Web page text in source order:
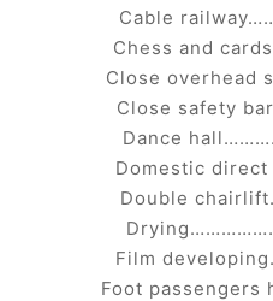
Cable
Chess and
Close overhead
Close safety
Dance
Domestic
Double
Film
Foot